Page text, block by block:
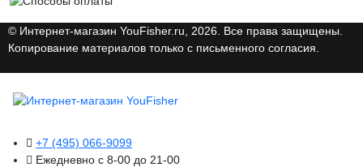
© Интернет-магазин YouFisher.ru, 2026. Все права защищены.
Копирование материалов только с письменного согласия.
+7 (495) 066-9099
Ежедневно с 8-00 до 21-00